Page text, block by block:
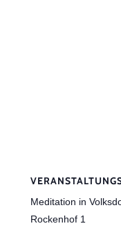
Meditation in
Rockenhof 1